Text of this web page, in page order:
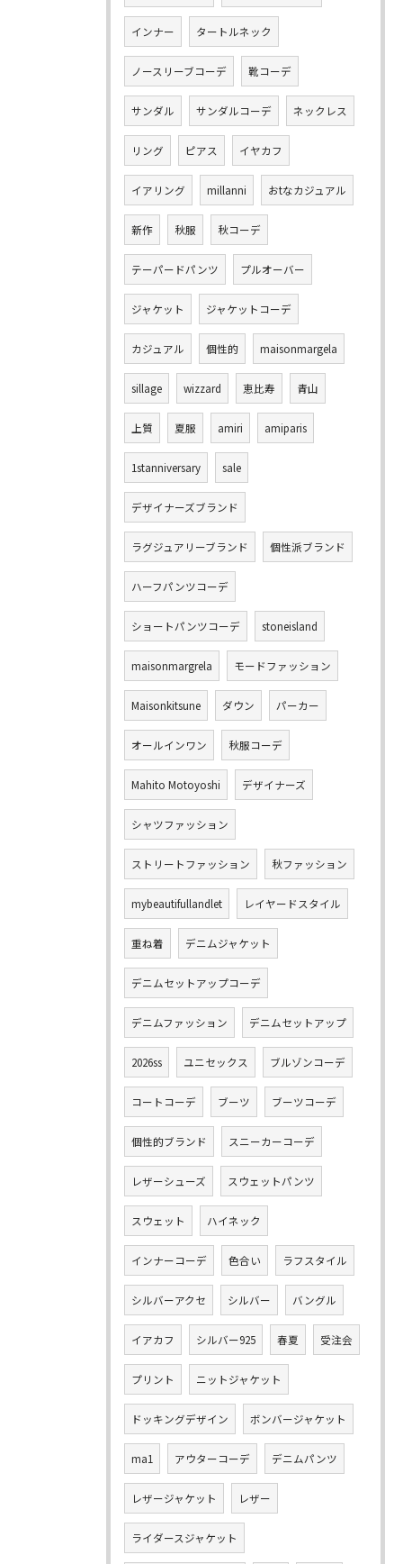
インナー タートルネック
ノースリーブコーデ 靴コーデ
サンダル サンダルコーデ ネックレス
リング ピアス イヤカフ
イアリング millanni おtなカジュアル
新作 秋服 秋コーデ
テーパードパンツ プルオーバー
ジャケット ジャケットコーデ
カジュアル 個性的 maisonmargela
sillage wizzard 恵比寿 青山
上質 夏服 amiri amiparis
1stanniversary sale
デザイナーズブランド
ラグジュアリーブランド 個性派ブランド
ハーフパンツコーデ
ショートパンツコーデ stoneisland
maisonmargrela モードファッション
Maisonkitsune ダウン パーカー
オールインワン 秋服コーデ
Mahito Motoyoshi デザイナーズ
シャツファッション
ストリートファッション 秋ファッション
mybeautifullandlet レイヤードスタイル
重ね着 デニムジャケット
デニムセットアップコーデ
デニムファッション デニムセットアップ
2026ss ユニセックス ブルゾンコーデ
コートコーデ ブーツ ブーツコーデ
個性的ブランド スニーカーコーデ
レザーシューズ スウェットパンツ
スウェット ハイネック
インナーコーデ 色合い ラフスタイル
シルバーアクセ シルバー バングル
イアカフ シルバー925 春夏 受注会
プリント ニットジャケット
ドッキングデザイン ボンバージャケット
ma1 アウターコーデ デニムパンツ
レザージャケット レザー
ライダースジャケット